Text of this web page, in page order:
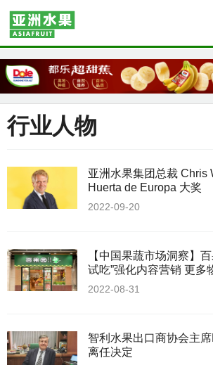
行业人物
亚洲水果集团总裁 Chris
Huerta de Europa 大奖
2022-09-20
【中国果蔬市场洞察】
试吃”强化内容营销 更多
应
2022-08-31
智利水果出口商协会主
离任决定